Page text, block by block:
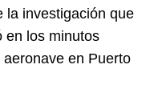
la investigación que
en los minutos
en Puerto